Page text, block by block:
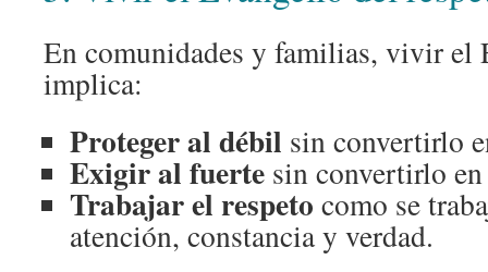
En comunidades y familias, vivir el
implica:
Proteger al débil sin convertirlo
Exigir al fuerte sin convertirlo
Trabajar el respeto como se
atención, constancia y verdad.